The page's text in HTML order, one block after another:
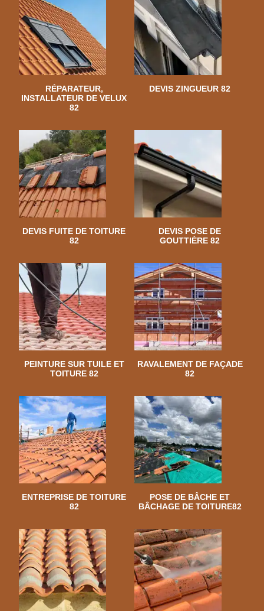
RÉPARATEUR,
INSTALLATEUR DE VELUX
82
DEVIS ZINGUEUR 82
DEVIS FUITE DE TOITURE
82
DEVIS POSE DE
GOUTTIÈRE 82
PEINTURE SUR TUILE ET
TOITURE 82
RAVALEMENT DE FAÇADE
82
ENTREPRISE DE TOITURE
82
POSE DE BÂCHE ET
BÂCHAGE DE TOITURE82